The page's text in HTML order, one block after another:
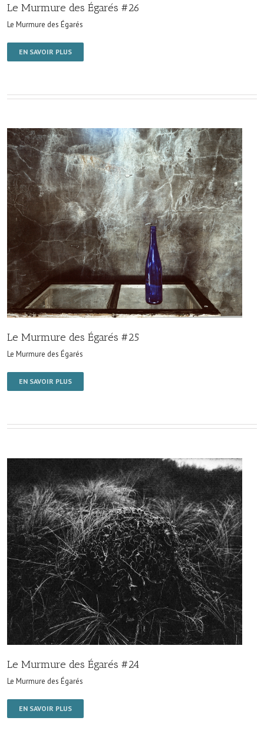
Le Murmure des Égarés #26
Le Murmure des Égarés
EN SAVOIR PLUS
Le Murmure des Égarés #25
Le Murmure des Égarés
EN SAVOIR PLUS
Le Murmure des Égarés #24
Le Murmure des Égarés
EN SAVOIR PLUS